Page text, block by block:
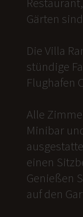
Gärten
Die Villa
stündige
Flughafen
Alle
Minibar
einen
Genießen
auf den